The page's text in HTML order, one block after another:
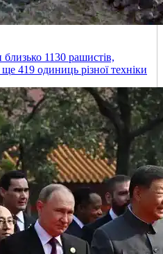
1130 рашистів,
419 одиниць різної техніки